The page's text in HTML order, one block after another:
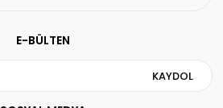
E-BÜLTEN
KAYDOL